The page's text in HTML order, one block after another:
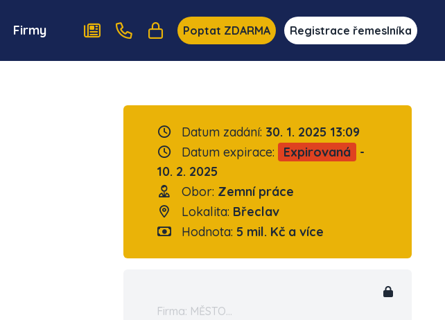
Firmy Poptat ZDARMA Registrace řemeslníka
Datum zadání: 30. 1. 2025 13:09
Datum expirace:
Expirovaná
-
10. 2. 2025
Obor: Zemní práce
Lokalita: Břeclav
Hodnota: 5 mil. Kč a více
Firma: MĚSTO...